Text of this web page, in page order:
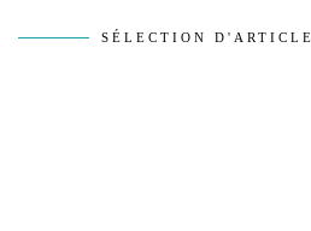
SÉLECTION